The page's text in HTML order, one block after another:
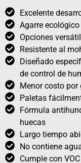
Excelente
Agarre
Opciones
Resistente al
Diseñado
de control de
Menor costo por
Paletas
Fórmula
huecas
Largo tiempo
No contiene
Cumple con